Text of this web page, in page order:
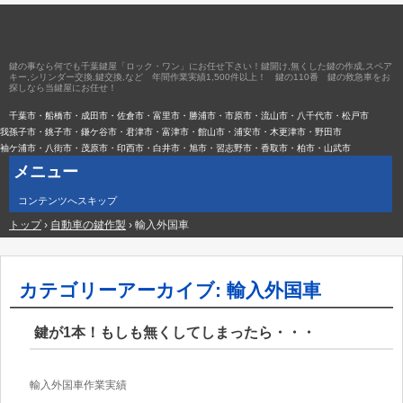
鍵の事なら何でも千葉鍵屋「ロック・ワン」にお任せ下さい！鍵開け,無くした鍵の作成,スペア
キー,シリンダー交換,鍵交換,など 年間作業実績1,500件以上！ 鍵の110番 鍵の救急車をお
探しなら当鍵屋にお任せ！
千葉市・船橋市・成田市・佐倉市・富里市・勝浦市・市原市・流山市・八千代市・松戸市
我孫子市・銚子市・鎌ケ谷市・君津市・富津市・館山市・浦安市・木更津市・野田市
袖ケ浦市・八街市・茂原市・印西市・白井市・旭市・習志野市・香取市・柏市・山武市
メニュー
コンテンツへスキップ
トップ › 自動車の鍵作製 › 輸入外国車
カテゴリーアーカイブ: 輸入外国車
鍵が1本！もしも無くしてしまったら・・・
輸入外国車作業実績